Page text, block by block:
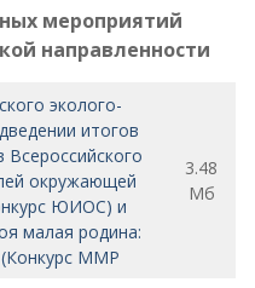
мероприятий
направленности
эколого-
итогов
окружающей
ЮИОС) и
малая родина:
(Конкурс ММР
3.48
Мб